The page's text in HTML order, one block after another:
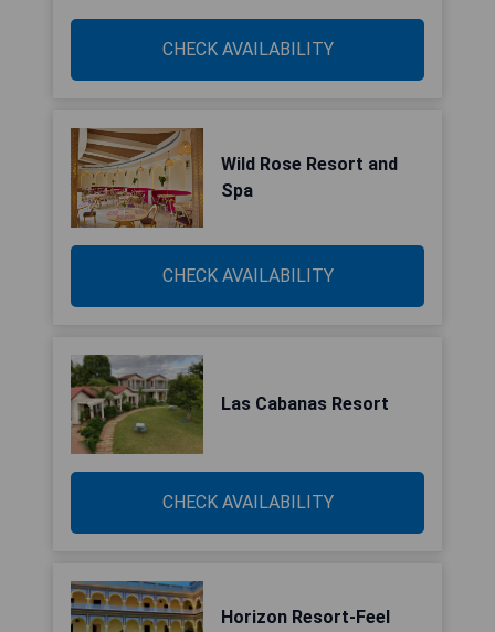
CHECK AVAILABILITY
Wild Rose Resort and
Spa
CHECK AVAILABILITY
Las Cabanas Resort
CHECK AVAILABILITY
Horizon Resort-Feel